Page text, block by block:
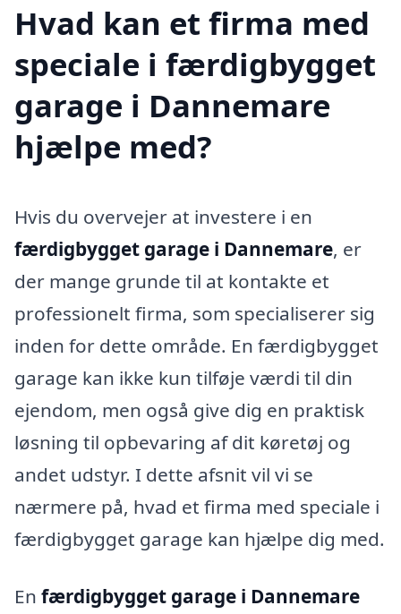
Hvad kan et firma med
speciale i færdigbygget
garage i Dannemare
hjælpe med?
Hvis du overvejer at investere i en
færdigbygget garage i Dannemare, er
der mange grunde til at kontakte et
professionelt firma, som specialiserer sig
inden for dette område. En færdigbygget
garage kan ikke kun tilføje værdi til din
ejendom, men også give dig en praktisk
løsning til opbevaring af dit køretøj og
andet udstyr. I dette afsnit vil vi se
nærmere på, hvad et firma med speciale i
færdigbygget garage kan hjælpe dig med.
En færdigbygget garage i Dannemare